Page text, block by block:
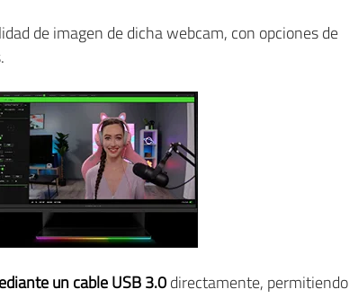
de imagen de dicha webcam, con opciones de
un cable USB 3.0directamente, permitiendo